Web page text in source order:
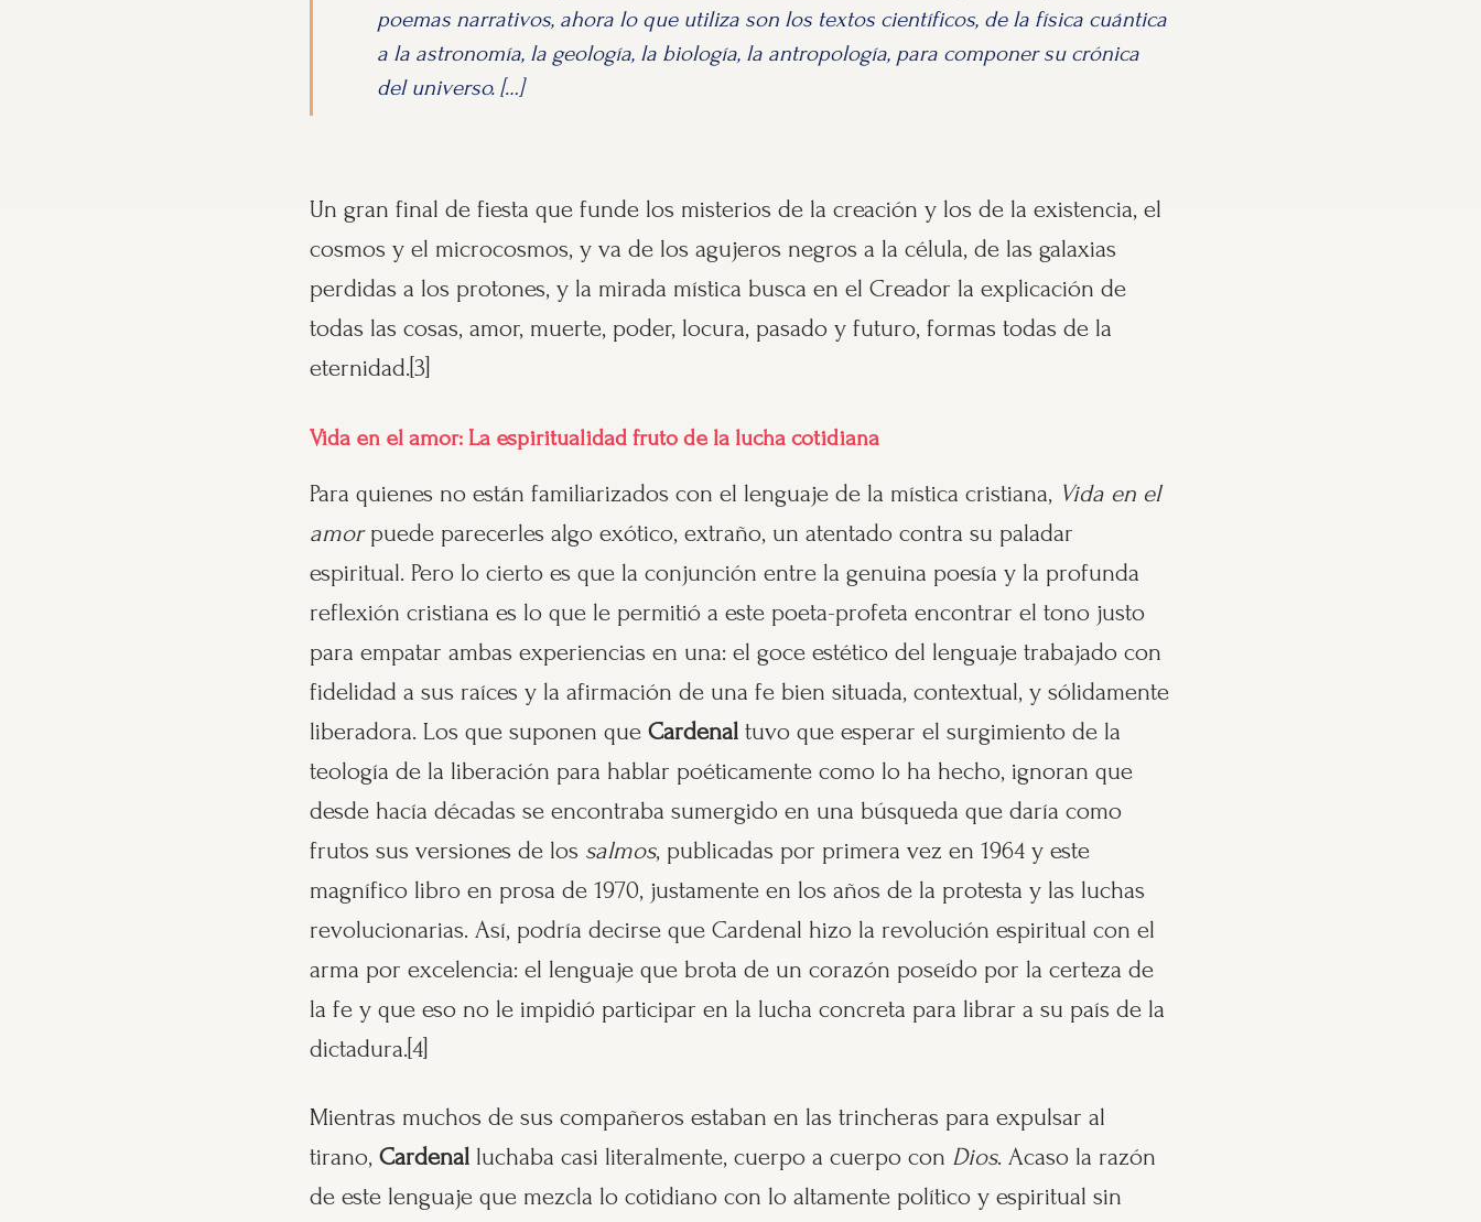
poemas narrativos, ahora lo que utiliza son los textos científicos, de la física cuántica
a la astronomía, la geología, la biología, la antropología, para componer su crónica
del universo. […]
Un gran final de fiesta que funde los misterios de la creación y los de la existencia, el
cosmos y el microcosmos, y va de los agujeros negros a la célula, de las galaxias
perdidas a los protones, y la mirada mística busca en el Creador la explicación de
todas las cosas, amor, muerte, poder, locura, pasado y futuro, formas todas de la
eternidad.[3]
Vida en el amor: La espiritualidad fruto de la lucha cotidiana
Para quienes no están familiarizados con el lenguaje de la mística cristiana, Vida en el
amorpuede parecerles algo exótico, extraño, un atentado contra su paladar
espiritual. Pero lo cierto es que la conjunción entre la genuina poesía y la profunda
reflexión cristiana es lo que le permitió a este poeta-profeta encontrar el tono justo
para empatar ambas experiencias en una: el goce estético del lenguaje trabajado con
fidelidad a sus raíces y la afirmación de una fe bien situada, contextual, y sólidamente
liberadora. Los que suponen que Cardenaltuvo que esperar el surgimiento de la
teología de la liberación para hablar poéticamente como lo ha hecho, ignoran que
desde hacía décadas se encontraba sumergido en una búsqueda que daría como
frutos sus versiones de los salmos, publicadas por primera vez en 1964 y este
magnífico libro en prosa de 1970, justamente en los años de la protesta y las luchas
revolucionarias. Así, podría decirse que Cardenal hizo la revolución espiritual con el
arma por excelencia: el lenguaje que brota de un corazón poseído por la certeza de
la fe y que eso no le impidió participar en la lucha concreta para librar a su país de la
dictadura.[4]
Mientras muchos de sus compañeros estaban en las trincheras para expulsar al
tirano, Cardenalluchaba casi literalmente, cuerpo a cuerpo con Dios. Acaso la razón
de este lenguaje que mezcla lo cotidiano con lo altamente político y espiritual sin